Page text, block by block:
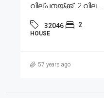
വില്പനയ്ക്ക്. 2.വില...
32046 2
HOUSE
57 years ago